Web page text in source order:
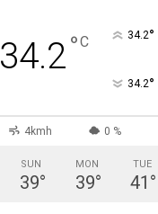
34.2°C 34.2°
34.2°
4kmh 0 %
SUN
39°
MON
39°
TUE
41 °